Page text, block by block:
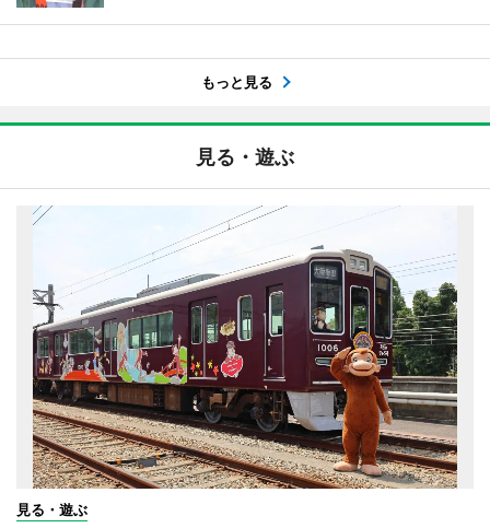
もっと見る
見る・遊ぶ
見る・遊ぶ